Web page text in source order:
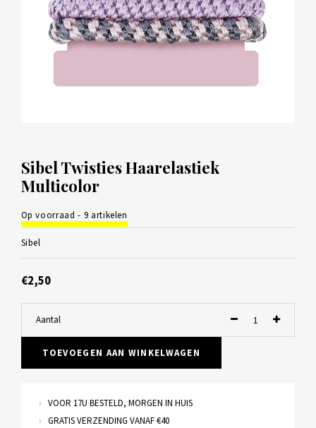
Sibel Twisties Haarelastiek
Multicolor
Op voorraad - 9 artikelen
Sibel
€2,50
Aantal
TOEVOEGEN AAN WINKELWAGEN
VOOR 17U BESTELD, MORGEN IN HUIS
GRATIS VERZENDING VANAF €40